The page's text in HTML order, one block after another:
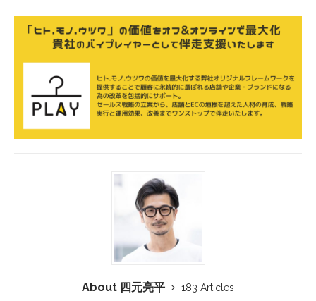
About 四元亮平
183 Articles